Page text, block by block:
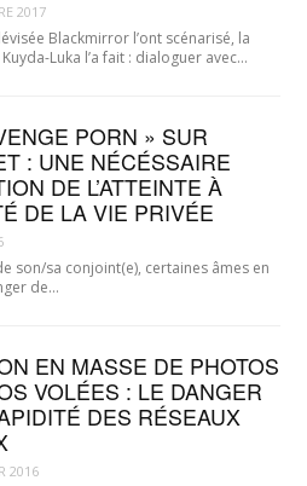
2017
Blackmirror l’ont scénarisé, la
Luka l’a fait : dialoguer avec…
PORN » SUR
: UNE NÉCÉSSAIRE
DE L’ATTEINTE À
DE LA VIE PRIVÉE
son/sa conjoint(e), certaines âmes en
de…
EN MASSE DE PHOTOS
VOLÉES : LE DANGER
DES RÉSEAUX
2016